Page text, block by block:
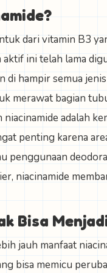
dari vitamin B3
ini telah lama
hampir semua
merawat bagian
adalah
penting karena
penggunaan
niacinamide
Bisa
jauh manfaat
bisa memicu